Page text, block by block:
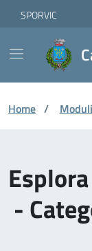
Skip to Main
Vai ai contenuti
Vai al footer
SPORVIC
Home /
-